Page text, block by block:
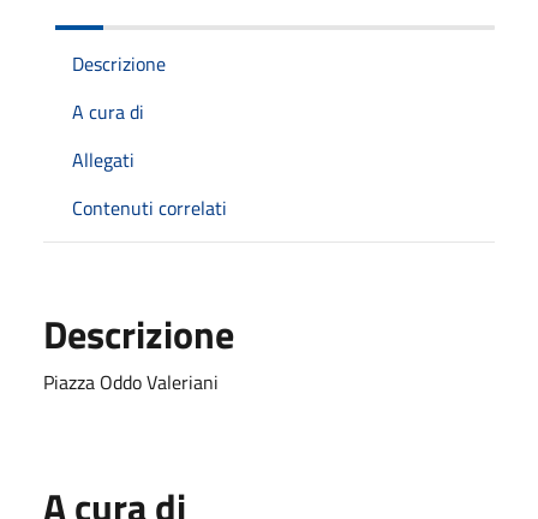
Descrizione
A cura di
Allegati
Contenuti correlati
Descrizione
Piazza Oddo Valeriani
A cura di